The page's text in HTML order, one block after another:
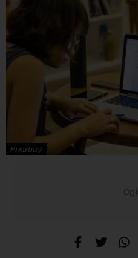
Pixabay